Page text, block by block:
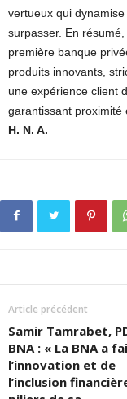
vertueux qui
surpasser. En
première banque
produits innovants,
une expérience client
garantissant proximité
H. N. A.
Article précédent
Samir Tamrabet,
BNA : « La BNA a
l’innovation et de
l’inclusion